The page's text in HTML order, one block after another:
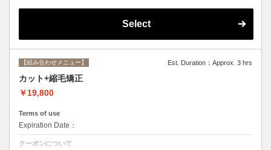
Select
【組み合わせメニュー】 Est. Duration：Approx. 3 hrs
カット+縮毛矯正
￥19,800
Terms of use
Expiration Date：
クーポンについて